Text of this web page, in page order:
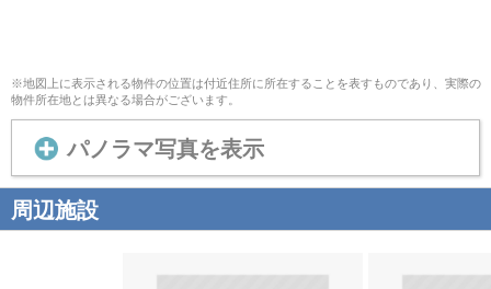
※地図上に表示される物件の位置は付近住所に所在することを表すものであり、実際の
物件所在地とは異なる場合がございます。
パノラマ写真を表示
周辺施設